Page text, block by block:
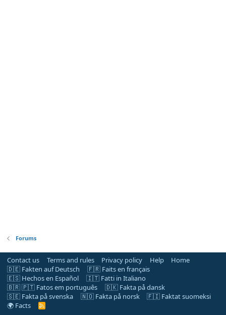
Forums
Contact us Terms and rules Privacy policy Help
Home
🇩🇪 Fakten auf Deutsch
🇫🇷 Faits en français
🇪🇸 Hechos en Español
🇮🇹 Fatti in Italiano
🇧🇷 🇵🇹 Fatos em português
🇩🇰 Fakta på dansk
🇸🇪 Fakta på svenska
🇳🇴 Fakta på norsk
🇫🇮 Faktat suomeksi
🌍 Facts
R